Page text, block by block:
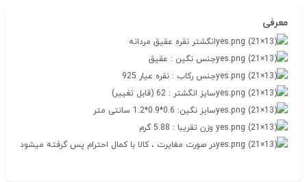
معرفی
انگشتر نقره عقیق مردانه
جنس نگین : عقیق
جنس رکاب : نقره عیار 925
سایز انگشتر : 62 (قابل تغییر)
سایز نگین: 0.6*0.9*1.2 سانتی متر
وزن تقریبا : 5.88 گرم
در صورت مغایرت ، کالا با کمال احترام پس گرفته میشود